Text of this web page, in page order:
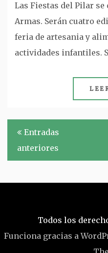
Las Fiestas del Pilar se
Armas. Serán cuatro
feria de artesania y
actividades infantiles.
Navegación
entradas
Entradas
anteriores
Todos los
Funciona gracias a